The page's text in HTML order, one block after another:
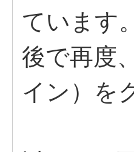
ています
後で再度
イン）を